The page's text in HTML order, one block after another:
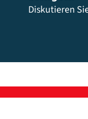
Diskutieren